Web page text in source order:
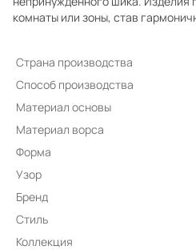
комнаты или зоны, став
Страна производства
Способ производства
Материал основы
Материал ворса
Форма
Узор
Бренд
Стиль
Коллекция